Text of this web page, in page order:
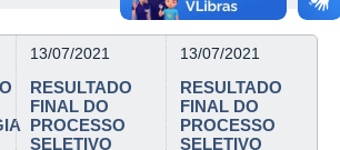
13/07/2021
RESULTADO
FINAL DO
PROCESSO
SELETIVO
13/07/2021
RESULTADO
FINAL DO
PROCESSO
SELETIVO